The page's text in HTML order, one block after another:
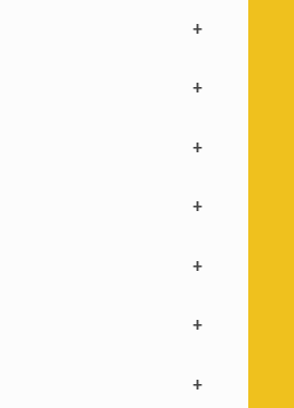
+
+
+
+
+
+
+